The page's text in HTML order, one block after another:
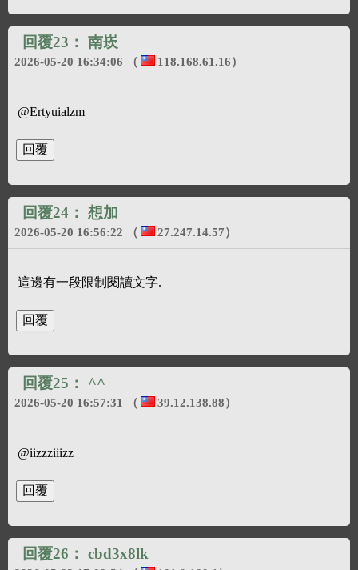
回覆23： 南崁
2026-05-20 16:34:06 （ 118.168.61.16）
@Ertyuialzm
回覆24： 想加
2026-05-20 16:56:22 （ 27.247.14.57）
這邊有一段限制閱讀文字.
回覆25： ^^
2026-05-20 16:57:31 （ 39.12.138.88）
@iizzziiizz
回覆26： cbd3x8lk